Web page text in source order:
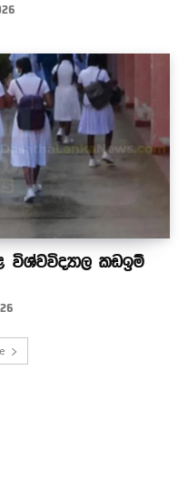
විශ්වවිද්‍යාල කඩඉම්